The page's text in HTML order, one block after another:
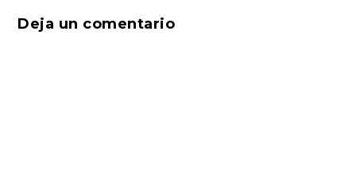
Deja un comentario